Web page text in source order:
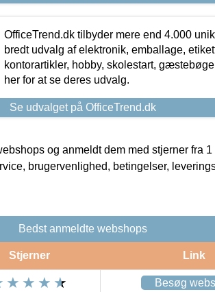
OfficeTrend.dk tilbyder mere end 4.000
bredt udvalg af elektronik, emballage,
kontorartikler, hobby, skolestart,
her for at se deres udvalg.
Se udvalget på OfficeTrend.dk
og anmeldt dem med stjerner fra 1
brugervenlighed, betingelser,
Bedst anmeldte webshops
Stjerner Link
Besøg